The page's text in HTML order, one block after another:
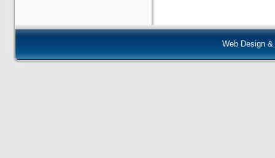
Web Design